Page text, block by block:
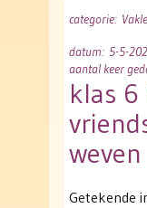
categorie:
datum: 5-5-
aantal keer
klas
weven
Getekende